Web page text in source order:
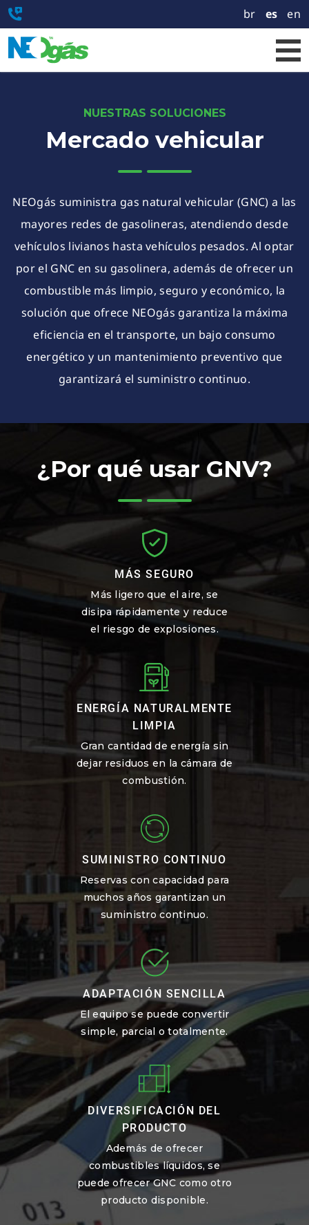
br es en
NUESTRAS SOLUCIONES
Mercado vehicular
NEOgás suministra gas natural vehicular (GNC) a las
mayores redes de gasolineras, atendiendo desde
vehículos livianos hasta vehículos pesados. Al optar
por el GNC en su gasolinera, además de ofrecer un
combustible más limpio, seguro y económico, la
solución que ofrece NEOgás garantiza la máxima
eficiencia en el transporte, un bajo consumo
energético y un mantenimiento preventivo que
garantizará el suministro continuo.
¿Por qué usar GNV?
MÁS SEGURO
Más ligero que el aire, se
disipa rápidamente y reduce
el riesgo de explosiones.
ENERGÍA NATURALMENTE
LIMPIA
Gran cantidad de energía sin
dejar residuos en la cámara de
combustión.
SUMINISTRO CONTINUO
Reservas con capacidad para
muchos años garantizan un
suministro continuo.
ADAPTACIÓN SENCILLA
El equipo se puede convertir
simple, parcial o totalmente.
DIVERSIFICACIÓN DEL
PRODUCTO
Además de ofrecer
combustibles líquidos, se
puede ofrecer GNC como otro
producto disponible.